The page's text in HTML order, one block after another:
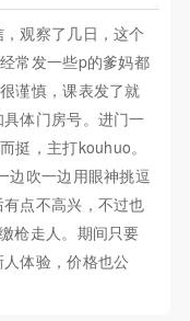
观察了几日，这个
常发一些p的爹妈都
谨慎，课表发了就
体门房号。进门一
挺，主打kouhuo。
边吹一边用眼神挑逗
点不高兴，不过也
枪走人。期间只要
体验，价格也公